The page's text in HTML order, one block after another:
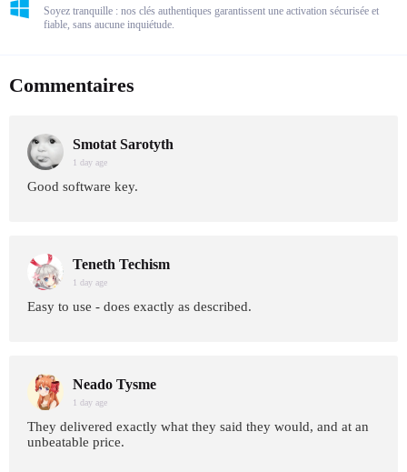
Soyez tranquille : nos clés authentiques garantissent une activation sécurisée et
fiable, sans aucune inquiétude.
Commentaires
Smotat Sarotyth
1 day age
Good software key.
Teneth Techism
1 day age
Easy to use - does exactly as described.
Neado Tysme
1 day age
They delivered exactly what they said they would, and at an
unbeatable price.